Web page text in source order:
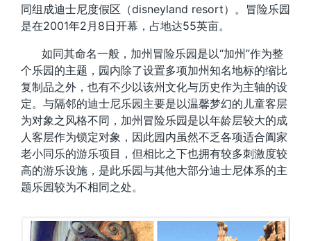
同组成迪士尼度假区（disneyland resort）。冒险乐园
是在2001年2月8日开幕，占地达55英亩。
如同其命名一般，加州冒险乐园是以“加州”作为整
个乐园的主题，园内除了设置多项加州知名地标的缩比
复制品之外，也有不少以该州文化与历史作为主轴的设
定。与隔邻的迪士尼乐园主要是以温馨梦幻的儿童客层
为对象之风格不同，加州冒险乐园是以年龄层较大的成
人客层作为锁定对象，因此园内虽然不乏各项适合阖家
老小同乐的游乐项目，但相比之下也拥有较多刺激度较
高的游乐设施，是此乐园与其他大部分迪士尼体系的主
题乐园较为不相同之处。